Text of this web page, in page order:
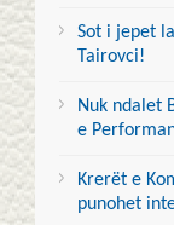
Sot i jepet
Tairovci!
Nuk ndalet
e
Krerët e
punohet